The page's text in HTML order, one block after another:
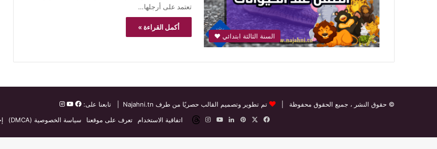
السنة الثالثة ابتدائي ❤
تعتمد على أرجلها…
أكمل القراءة »
© حقوق النشر ، جميع الحقوق محفوظة | تم تطوير وتصميم القالب حصريًا من طرف Najahni.tn | تابعنا على:
اتفاقية الاستخدام
تعرف على موقعنا سياسة الخصوصية (DMCA) فيسبوكبينتيريست
لينكدإن‫YouTube
انستقرامthreads